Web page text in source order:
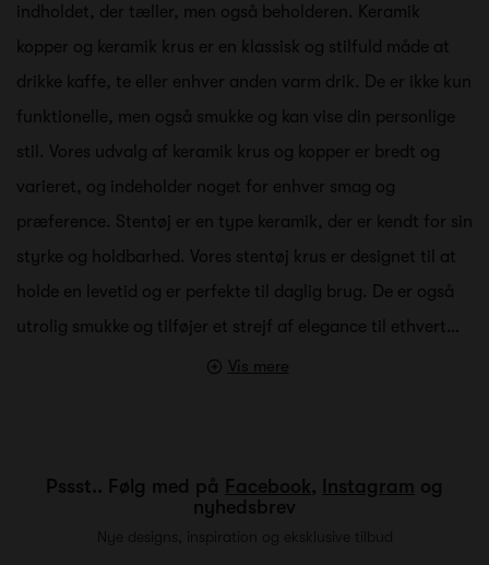
indholdet, der tæller, men også beholderen. Keramik
kopper og keramik krus er en klassisk og stilfuld måde at
drikke kaffe, te eller enhver anden varm drik. De er ikke kun
funktionelle, men også smukke og kan vise din personlige
stil. Vores udvalg af keramik krus og kopper er bredt og
varieret, og indeholder noget for enhver smag og
præference. Stentøj er en type keramik, der er kendt for sin
styrke og holdbarhed. Vores stentøj krus er designet til at
holde en levetid og er perfekte til daglig brug. De er også
utrolig smukke og tilføjer et strejf af elegance til ethvert…
Vis mere
Pssst.. Følg med på Facebook, Instagram og
nyhedsbrev
Nye designs, inspiration og eksklusive tilbud